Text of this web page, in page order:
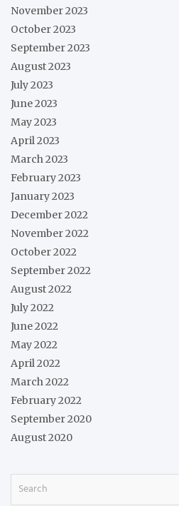
November 2023
October 2023
September 2023
August 2023
July 2023
June 2023
May 2023
April 2023
March 2023
February 2023
January 2023
December 2022
November 2022
October 2022
September 2022
August 2022
July 2022
June 2022
May 2022
April 2022
March 2022
February 2022
September 2020
August 2020